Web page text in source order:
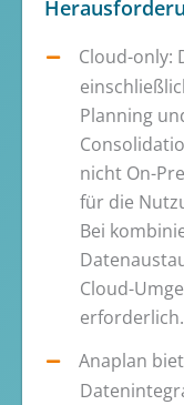
Cloud-only:
Planning
nicht On-
für die
Bei
Cloud-
erforderlich.
Anaplan